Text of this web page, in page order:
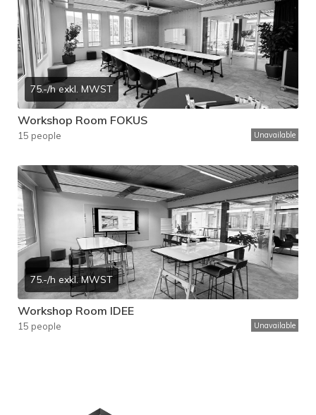
75.-/h exkl. MWST
Workshop Room FOKUS
15 people Unavailable
75.-/h exkl. MWST
Workshop Room IDEE
15 people Unavailable